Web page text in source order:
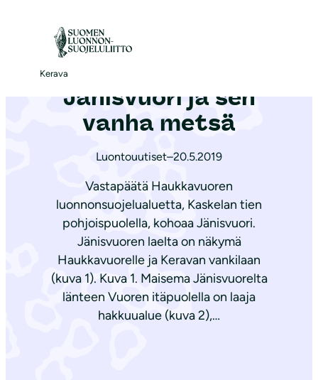
Kerava
Etusivu|Ajankohtaista
Jänisvuori ja sen
vanha metsä
Luontouutiset–20.5.2019
Vastapäätä Haukkavuoren
luonnonsuojelualuetta, Kaskelan tien
pohjoispuolella, kohoaa Jänisvuori.
Jänisvuoren laelta on näkymä
Haukkavuorelle ja Keravan vankilaan
(kuva 1). Kuva 1. Maisema Jänisvuorelta
länteen Vuoren itäpuolella on laaja
hakkuualue (kuva 2),…